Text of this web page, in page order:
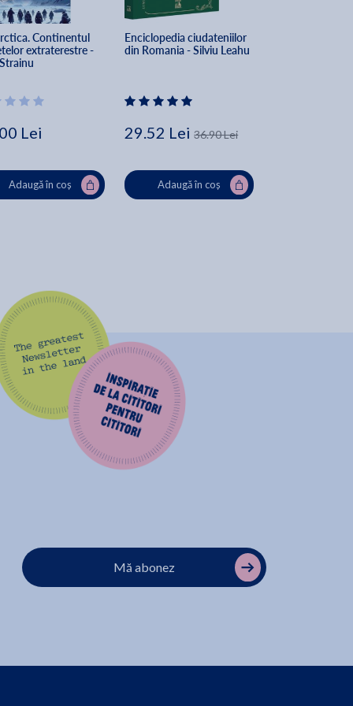
Continentul
extraterestre -
Lei
Adaugă în coș
Enciclopedia ciudateniilor
din Romania - Silviu Leahu
29.52 Lei 36.90 Lei
Adaugă în coș
Mă abonez